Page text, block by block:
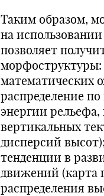
Таким образом,
на
позволяет
морфоструктуры:
математических
распределение
энергии
вертикальных
дисперсий
тенденции в
движений (карта
распределения